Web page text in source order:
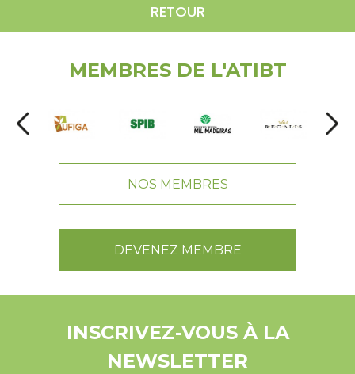
RETOUR
MEMBRES DE L'ATIBT
NOS MEMBRES
DEVENEZ MEMBRE
INSCRIVEZ-VOUS À LA
NEWSLETTER